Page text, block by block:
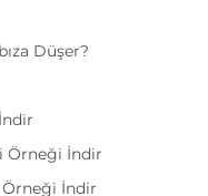
Düşer?
Örneği İndir
Örneği İndir